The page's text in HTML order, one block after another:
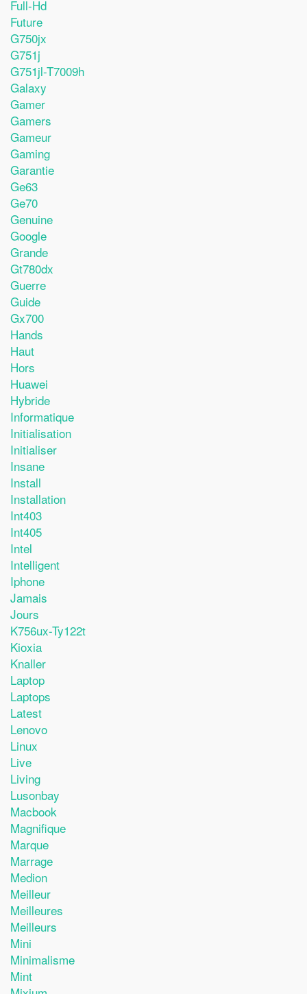
Full-Hd
Future
G750jx
G751j
G751jl-T7009h
Galaxy
Gamer
Gamers
Gameur
Gaming
Garantie
Ge63
Ge70
Genuine
Google
Grande
Gt780dx
Guerre
Guide
Gx700
Hands
Haut
Hors
Huawei
Hybride
Informatique
Initialisation
Initialiser
Insane
Install
Installation
Int403
Int405
Intel
Intelligent
Iphone
Jamais
Jours
K756ux-Ty122t
Kioxia
Knaller
Laptop
Laptops
Latest
Lenovo
Linux
Live
Living
Lusonbay
Macbook
Magnifique
Marque
Marrage
Medion
Meilleur
Meilleures
Meilleurs
Mini
Minimalisme
Mint